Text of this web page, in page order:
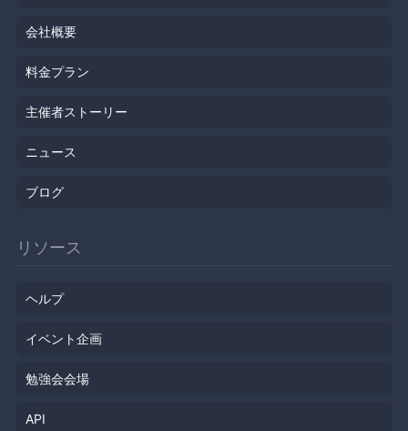
会社概要
料金プラン
主催者ストーリー
ニュース
ブログ
リソース
ヘルプ
イベント企画
勉強会会場
API